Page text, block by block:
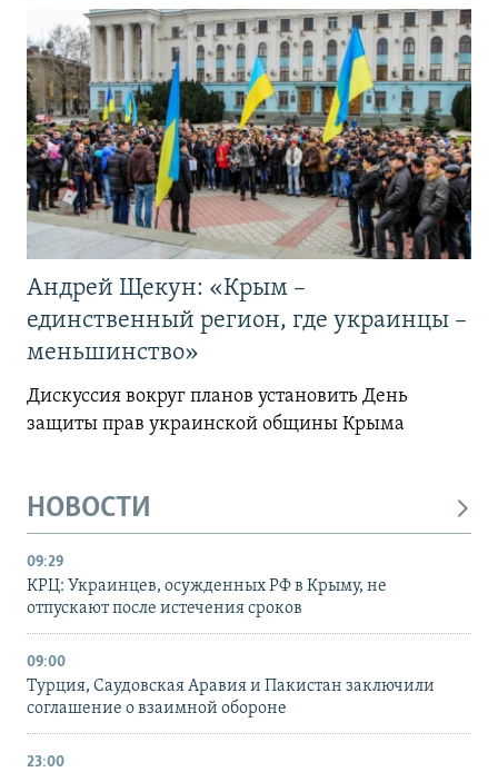
Андрей Щекун: «Крым –
единственный регион, где украинцы –
меньшинство»
Дискуссия вокруг планов установить День
защиты прав украинской общины Крыма
НОВОСТИ
09:29
КРЦ: Украинцев, осужденных РФ в Крыму, не
отпускают после истечения сроков
09:00
Турция, Саудовская Аравия и Пакистан заключили
соглашение о взаимной обороне
23:00